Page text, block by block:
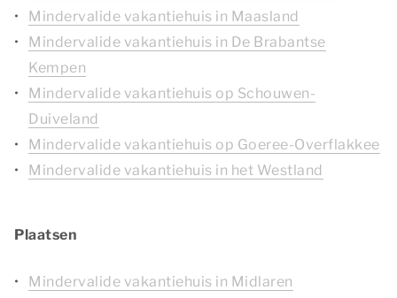
Mindervalide vakantiehuis in Maasland
Mindervalide vakantiehuis in De Brabantse
Kempen
Mindervalide vakantiehuis op Schouwen-
Duiveland
Mindervalide vakantiehuis op Goeree-Overflakkee
Mindervalide vakantiehuis in het Westland
Plaatsen
Mindervalide vakantiehuis in Midlaren